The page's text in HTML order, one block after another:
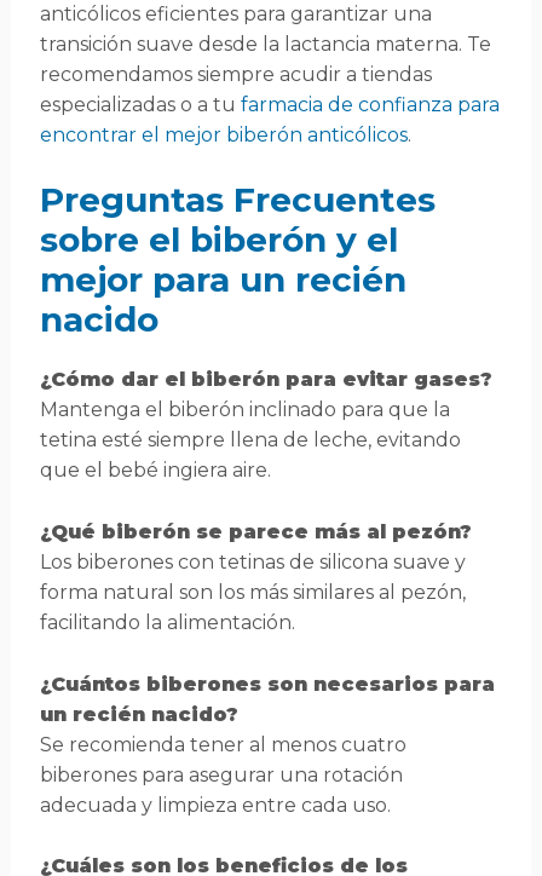
anticólicos eficientes para garantizar una
transición suave desde la lactancia materna. Te
recomendamos siempre acudir a tiendas
especializadas o a tu farmacia de confianza para
encontrar el mejor biberón anticólicos.
Preguntas Frecuentes
sobre el biberón y el
mejor para un recién
nacido
¿Cómo dar el biberón para evitar gases?
Mantenga el biberón inclinado para que la
tetina esté siempre llena de leche, evitando
que el bebé ingiera aire.
¿Qué biberón se parece más al pezón?
Los biberones con tetinas de silicona suave y
forma natural son los más similares al pezón,
facilitando la alimentación.
¿Cuántos biberones son necesarios para
un recién nacido?
Se recomienda tener al menos cuatro
biberones para asegurar una rotación
adecuada y limpieza entre cada uso.
¿Cuáles son los beneficios de los